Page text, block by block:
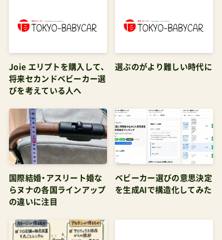
Joie エリプトを購入して、
将来セカンドベビーカー選
びを考えている人へ
選ぶのがより難しい時代に
国際結婚・アスリート婚な
らヌナの各国ラインアップ
の違いに注目
ベビーカー選びの意思決定
を生成AIで構造化してみた